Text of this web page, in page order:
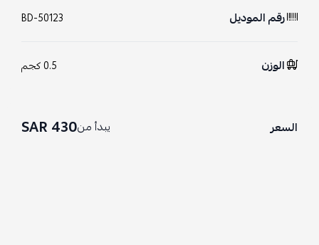
رقم الموديل BD-50123
الوزن 0.5 كجم
السعر يبدأ من430 SAR